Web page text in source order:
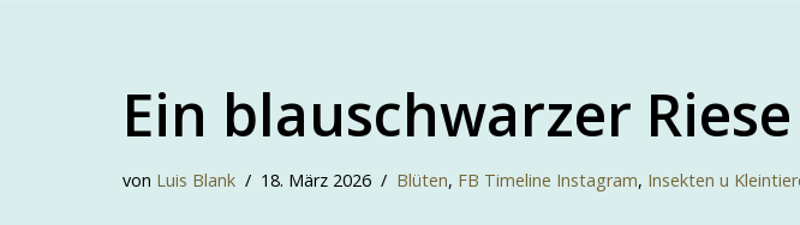
Ein blauschwarzer Riese
von Luis Blank 18. März 2026 Blüten, FB Timeline Instagram, Insekten u